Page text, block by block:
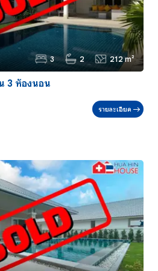
3 2 212 m²
3 ห้องนอน
รายละเอียด